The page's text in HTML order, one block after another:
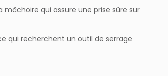
qui assure une prise sûre sur
qui recherchent un outil de serrage